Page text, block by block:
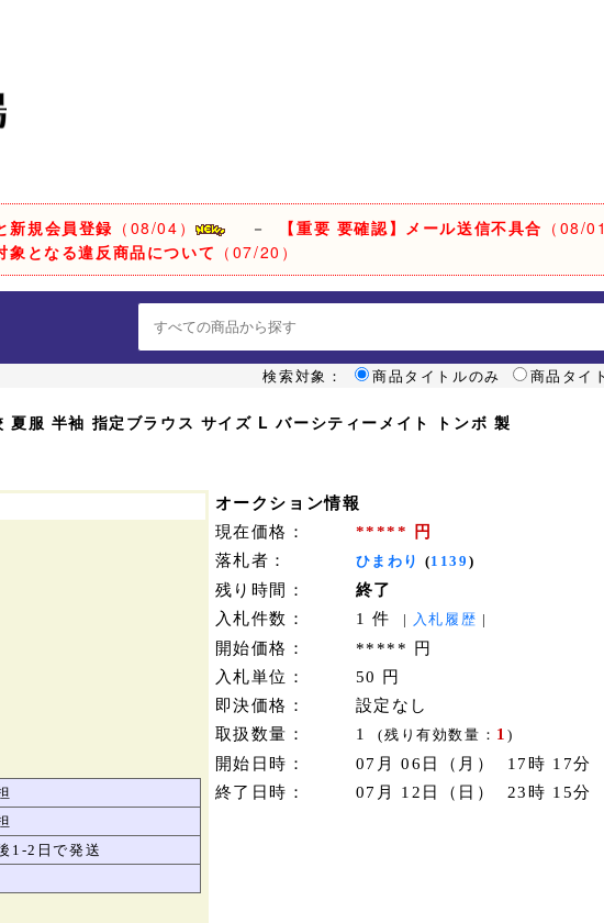
新規会員登録 （08/04） － 【重要 要確認】メール送信不具合 （08/
象となる違反商品について （07/20）
検索対象： 商品タイトルのみ 商品タイ
服 半袖 指定ブラウス サイズ L バーシティーメイト トンボ 製
オークション情報
現在価格：
***** 円
落札者：
ひまわり (1139 )
残り時間：
終了
入札件数：
1 件 | 入札履歴 |
開始価格：
***** 円
入札単位：
50 円
即決価格：
設定なし
取扱数量：
1(残り有効数量： 1 )
開始日時：
07月 06日（月） 17時 17分
終了日時：
07月 12日（日） 23時 15分
1-2日で発送